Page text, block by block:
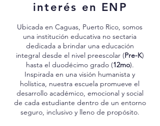
interés en ENP
Ubicada en Caguas, Puerto Rico, somos
una institución educativa no sectaria
dedicada a brindar una educación
integral desde el nivel preescolar (Pre-K)
hasta el duodécimo grado (12mo).
Inspirada en una visión humanista y
holística, nuestra escuela promueve el
desarrollo académico, emocional y social
de cada estudiante dentro de un entorno
seguro, inclusivo y lleno de propósito.